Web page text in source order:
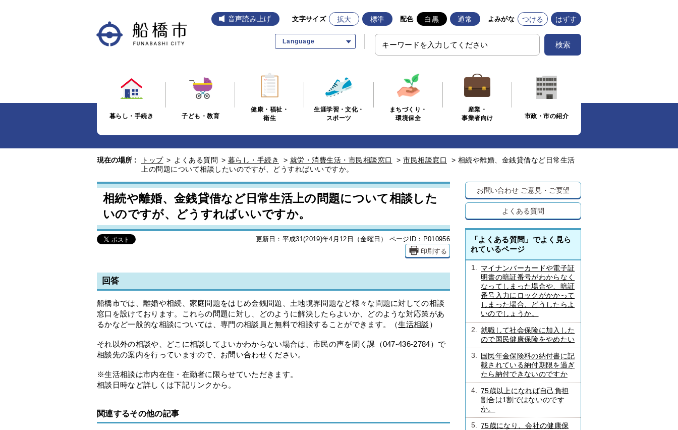
音声読み上げ 文字サイズ 拡大 標準 配色 白黒 通常 よみがな つける はずす
Language 検索
暮らし・手続き 子ども・教育
健康・福祉・
衛生
生涯学習・文化・
スポーツ
まちづくり・
環境保全
産業・
事業者向け
市政・市の紹介
現在の場所 : トップ > よくある質問 > 暮らし・手続き > 就労・消費生活・市民相談窓口 > 市民相談窓口 > 相続や離婚、金銭貸借など日常生活
上の問題について相談したいのですが、どうすればいいですか。
相続や離婚、金銭貸借など日常生活上の問題について相談した
いのですが、どうすればいいですか。
更新日：平成31(2019)年4月12日（金曜日） ページID：P010956
印刷する
回答
船橋市では、離婚や相続、家庭問題をはじめ金銭問題、土地境界問題など様々な問題に対しての相談
窓口を設けております。これらの問題に対し、どのように解決したらよいか、どのような対応策があ
るかなど一般的な相談については、専門の相談員と無料で相談することができます。（生活相談 ）
それ以外の相談や、どこに相談してよいかわからない場合は、市民の声を聞く課（047-436-2784）で
相談先の案内を行っていますので、お問い合わせください。
※生活相談は市内在住・在勤者に限らせていただきます。
相談日時など詳しくは下記リンクから。
関連するその他の記事
お問い合わせ ご意見・ご要望
よくある質問
「よくある質問」でよく見ら
れているページ
1. マイナンバーカードや電子証
明書の暗証番号がわからなく
なってしまった場合や、暗証
番号入力にロックがかかって
しまった場合、どうしたらよ
いのでしょうか。
2. 就職して社会保険に加入した
ので国民健康保険をやめたい
3.
国民年金保険料の納付書に記
載されている納付期限を過ぎ
たら納付できないのですか
4. 75歳以上になれば自己負担
割合は1割ではないのです
か。
5. 75歳になり、会社の健康保